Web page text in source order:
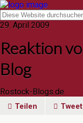
29. April 2009
Reaktion
Blog
Rostock-Blogs.de
Teilen Tweet